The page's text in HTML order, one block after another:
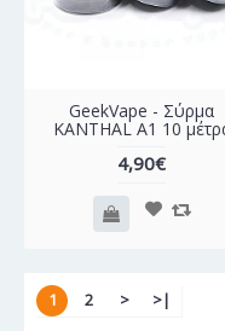
GeekVape - Σύρμα
KANTHAL A1 10
4,90€
1 2 > >|